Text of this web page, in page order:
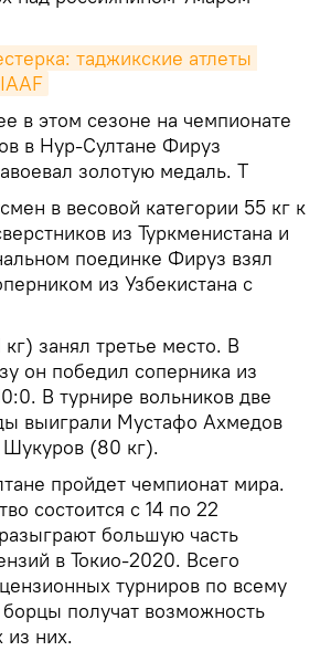
таджикские атлеты
в этом сезоне на чемпионате
в Нур-Султане Фируз
золотую медаль. Т
в весовой категории 55 кг к
из Туркменистана и
поединке Фируз взял
из Узбекистана с
занял третье место. В
он победил соперника из
В турнире вольников две
выиграли Мустафо Ахмедов
(80 кг).
пройдет чемпионат мира.
состоится с 14 по 22
большую часть
в Токио-2020. Всего
турниров по всему
получат возможность
из них.